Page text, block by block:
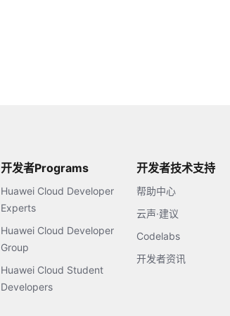
开发者Programs
Huawei Cloud Developer
Experts
Huawei Cloud Developer
Group
Huawei Cloud Student
Developers
开发者技术支持
帮助中心
云声·建议
Codelabs
开发者资讯